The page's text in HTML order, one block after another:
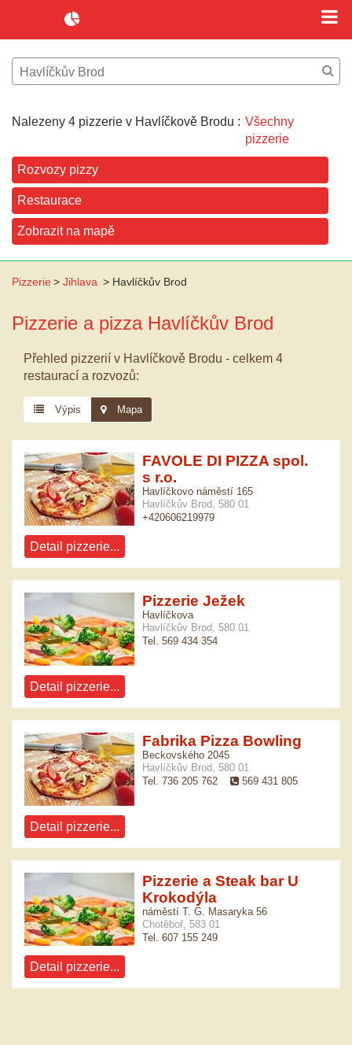
Nalezeny 4 pizzerie v Havlíčkově Brodu : Všechny
pizzerie
Rozvozy pizzy
Restaurace
Zobrazit na mapě
Pizzerie> Jihlava > Havlíčkův Brod
Pizzerie a pizza Havlíčkův Brod
Přehled pizzerií v Havlíčkově Brodu - celkem 4
restaurací a rozvozů:
Výpis Mapa
FAVOLE DI PIZZA spol.
s r.o.
Havlíčkovo náměstí 165
Havlíčkův Brod, 580 01
+420606219979
Detail pizzerie...
Pizzerie Ježek
Havlíčkova
Havlíčkův Brod, 580 01
Tel. 569 434 354
Detail pizzerie...
Fabrika Pizza Bowling
Beckovského 2045
Havlíčkův Brod, 580 01
Tel. 736 205 762
569 431 805
Detail pizzerie...
Pizzerie a Steak bar U
Krokodýla
náměstí T. G. Masaryka 56
Chotěboř, 583 01
Tel. 607 155 249
Detail pizzerie...